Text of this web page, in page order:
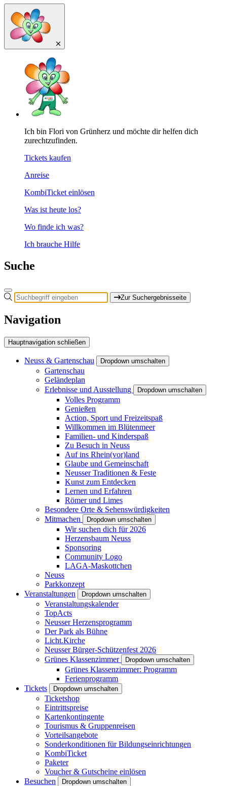
Ich bin Flori von Grünherz und möchte dir helfen dich
zurechtzufinden.
Tickets kaufen
Anreise
KombiTicket einlösen
Was ist heute los?
Wo finde ich was?
Ich brauche Hilfe
Suche
Zur Suchergebnisseite
Navigation
Hauptnavigation schließen
Neuss & Gartenschau Dropdown umschalten
Gartenschau
Geländeplan
Erlebnisse und Ausstellung
Dropdown umschalten
Volles Programm
Genießen
Action, Sport und Freizeitspaß
Willkommen im Blütenmeer
Familien- und Kinderspaß
Zu Besuch in Neuss
Auf ins Rhein(vor)land
Glaube und Gemeinschaft
Neusser Traditionen & Feste
Kunst zum Entdecken
Lernen und Erfahren
Römer und Limes
Besondere Orte & Sehenswürdigkeiten
Mitmachen
Dropdown umschalten
Wir suchen dich für 2026
Herzensbaum Neuss
Sponsoring
Community Logo
LAGA-Maskottchen
Neuss
Parkkonzept
Veranstaltungen
Dropdown umschalten
Veranstaltungskalender
TopActs
Neusser Herzensprogramm
Der Park als Bühne
Licht.Kirche
Neusser Bürger-Schützenfest 2026
Grünes Klassenzimmer
Dropdown umschalten
Grünes Klassenzimmer: Programm
Ferienprogramm
Tickets
Dropdown umschalten
Ticketshop
Eintrittspreise
Kartenkontingente
Tourismus & Gruppenreisen
Vorteilsangebote
Sonderkonditionen für Bildungseinrichtungen
KombiTicket
Paketer
Voucher & Gutscheine einlösen
Besuchen
Dropdown umschalten